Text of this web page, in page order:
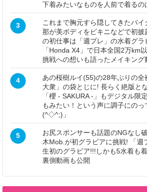
下着みたいなものを人前で着るの
3
これまで胸元すら隠してきたバ
那が美ボディをビキニなどで初披
の初仕事は「週プレ」の水着グ
「Honda X4」で日本全国2万km
挑戦への想いも語ったメイキング
4
あの桜樹ルイ(55)の28年ぶりの全
大衆」の袋とじに! 長らく絶版と
「櫻 - SAKURA -」もデジタル限
もみたい！という声に調子にのっ
(^◇^;)」
5
お尻スポンサーも話題のNGなし
木Mob.が初グラビアに挑戦! 「週
生初のグラビア!!!しかも5水着も
裏側動画も公開